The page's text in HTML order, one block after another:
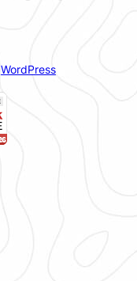
WordPress